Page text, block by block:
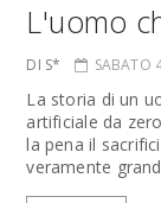
L'uomo
DI S* SABATO
La storia di un
artificiale da
la pena il
veramente